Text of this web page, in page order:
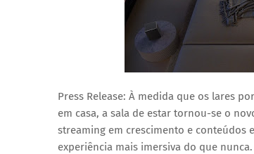
Press Release: À medida que os lares
em casa, a sala de estar tornou-se o
streaming em crescimento e conteúdos
experiência mais imersiva do que nunca.